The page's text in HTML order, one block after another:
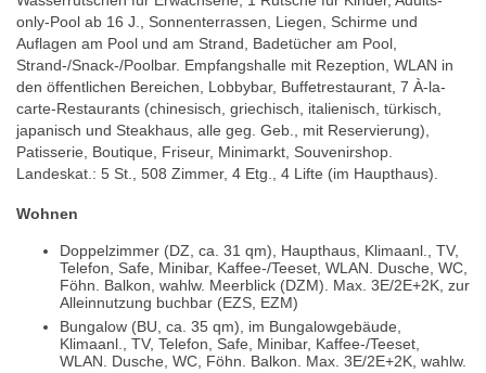
only-Pool ab 16 J., Sonnenterrassen, Liegen, Schirme und
Auflagen am Pool und am Strand, Badetücher am Pool,
Strand-/Snack-/Poolbar. Empfangshalle mit Rezeption, WLAN in
den öffentlichen Bereichen, Lobbybar, Buffetrestaurant, 7 À-la-
carte-Restaurants (chinesisch, griechisch, italienisch, türkisch,
japanisch und Steakhaus, alle geg. Geb., mit Reservierung),
Patisserie, Boutique, Friseur, Minimarkt, Souvenirshop.
Landeskat.: 5 St., 508 Zimmer, 4 Etg., 4 Lifte (im Haupthaus).
Wohnen
Doppelzimmer (DZ, ca. 31 qm), Haupthaus, Klimaanl., TV,
Telefon, Safe, Minibar, Kaffee-/Teeset, WLAN. Dusche, WC,
Föhn. Balkon, wahlw. Meerblick (DZM). Max. 3E/2E+2K, zur
Alleinnutzung buchbar (EZS, EZM)
Bungalow (BU, ca. 35 qm), im Bungalowgebäude,
Klimaanl., TV, Telefon, Safe, Minibar, Kaffee-/Teeset,
WLAN. Dusche, WC, Föhn. Balkon. Max. 3E/2E+2K, wahlw.